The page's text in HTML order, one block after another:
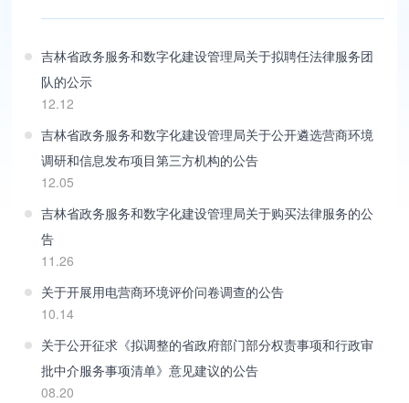
吉林省政务服务和数字化建设管理局关于拟聘任法律服务团
队的公示
12.12
吉林省政务服务和数字化建设管理局关于公开遴选营商环境
调研和信息发布项目第三方机构的公告
12.05
吉林省政务服务和数字化建设管理局关于购买法律服务的公
告
11.26
关于开展用电营商环境评价问卷调查的公告
10.14
关于公开征求《拟调整的省政府部门部分权责事项和行政审
批中介服务事项清单》意见建议的公告
08.20